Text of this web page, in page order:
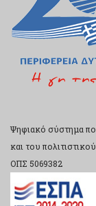
Ψηφιακό σύστημα
και του
ΟΠΣ 5069382